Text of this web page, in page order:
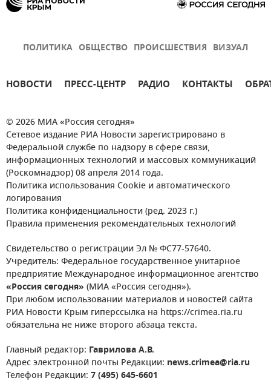
ПОЛИТИКА ОБЩЕСТВО ПРОИСШЕСТВИЯ ВИЗУАЛ
НОВОСТИ ПРЕСС-ЦЕНТР РАДИО КОНТАКТЫ
© 2026 МИА «Россия сегодня»
Сетевое издание РИА Новости зарегистрировано в
Федеральной службе по надзору в сфере связи,
информационных технологий и массовых коммуникаций
(Роскомнадзор) 08 апреля 2014 года.
Политика использования Cookie и автоматического
логирования
Политика конфиденциальности (ред. 2023 г.)
Правила применения рекомендательных технологий
Свидетельство о регистрации Эл № ФС77-57640.
Учредитель: Федеральное государственное унитарное
предприятие Международное информационное агентство
«Россия сегодня» (МИА «Россия сегодня»).
При любом использовании материалов и новостей сайта
РИА Новости Крым гиперссылка на https://crimea.ria.ru
обязательна не ниже второго абзаца текста.
Главный редактор: Гаврилова А.В.
Адрес электронной почты Редакции: news.crimea@ria.ru
Телефон Редакции: 7 (495) 645-6601